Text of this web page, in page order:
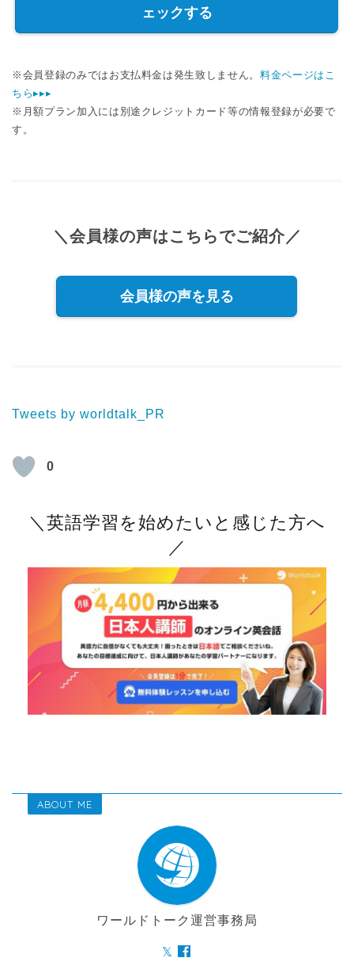
ェックする
※会員登録のみではお支払料金は発生致しません。 料金ページはこ
ちら▸▸▸
※月額プラン加入には別途クレジットカード等の情報登録が必要で
す。
＼会員様の声はこちらでご紹介／
会員様の声を見る
Tweets by worldtalk_PR
0
＼英語学習を始めたいと感じた方へ
／
ABOUT ME
ワールドトーク運営事務局